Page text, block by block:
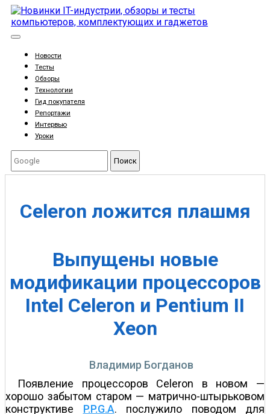
Новости
Тесты
Обзоры
Технологии
Гид покупателя
Репортажи
Интервью
Уроки
Поиск
Celeron ложится плашмя
Выпущены новые
модификации процессоров
Intel Celeron и Pentium II
Xeon
Владимир Богданов
Появление процессоров Celeron в новом —
хорошо забытом старом — матрично-штырьковом
конструктиве P.P.G.A. послужило поводом для